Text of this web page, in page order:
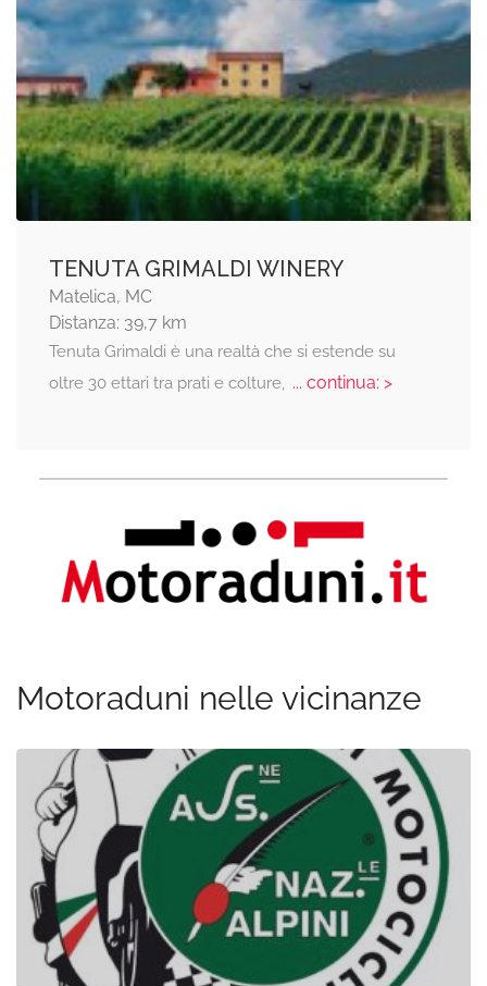
TENUTA GRIMALDI WINERY
Matelica, MC
Distanza: 39,7 km
Tenuta Grimaldi è una realtà che si estende su
oltre 30 ettari tra prati e colture, ... continua: >
Motoraduni nelle vicinanze